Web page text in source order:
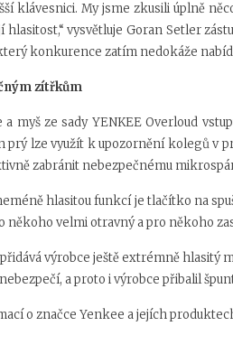
klávesnici. My jsme zkusili úplně
hlasitost,“ vysvětluje Goran Setler
konkurence zatím nedokáže
zítřkům
a myš ze sady YENKEE Overloud
prý lze využít k upozornění kolegů v
zabránit nebezpečnému
hlasitou funkcí je tlačítko na
někoho velmi otravný a pro někoho
výrobce ještě extrémně hlasitý
a proto i výrobce přibalil
o značce Yenkee a jejích